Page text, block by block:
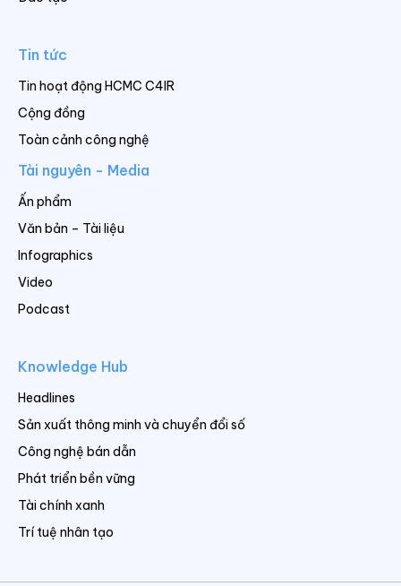
Tin tức
Tin hoạt động HCMC C4IR
Cộng đồng
Toàn cảnh công nghệ
Tài nguyên - Media
Ấn phẩm
Văn bản – Tài liệu
Infographics
Video
Podcast
Knowledge Hub
Headlines
Sản xuất thông minh và chuyển đổi số
Công nghệ bán dẫn
Phát triển bền vững
Tài chính xanh
Trí tuệ nhân tạo